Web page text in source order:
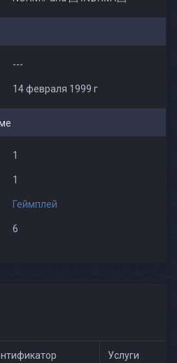
---
14 февраля 1999 г
1
1
Геймплей
6
Услуги